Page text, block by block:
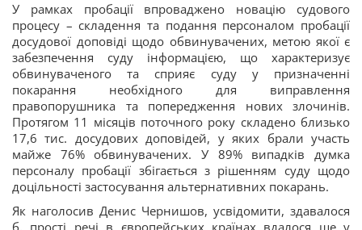
У рамках пробації впроваджено новацію судового
процесу – складення та подання персоналом пробації
досудової доповіді щодо обвинувачених, метою якої є
забезпечення суду інформацією, що характеризує
обвинуваченого та сприяє суду у призначенні
покарання необхідного для виправлення
правопорушника та попередження нових злочинів.
Протягом 11 місяців поточного року складено близько
17,6 тис. досудових доповідей, у яких брали участь
майже 76% обвинувачених. У 89% випадків думка
персоналу пробації збігається з рішенням суду щодо
доцільності застосування альтернативних покарань.
Як наголосив Денис Чернишов, усвідомити, здавалося
б, прості речі в європейських країнах вдалося ще у